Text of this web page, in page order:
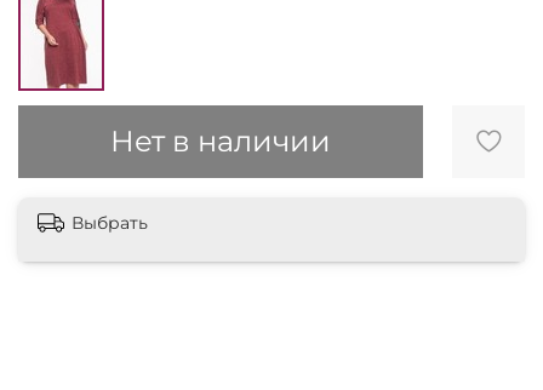
Нет в наличии
Выбрать